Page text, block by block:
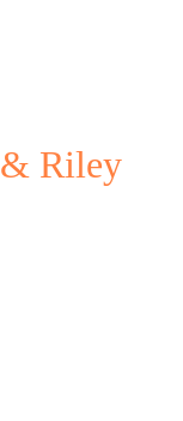
Riley